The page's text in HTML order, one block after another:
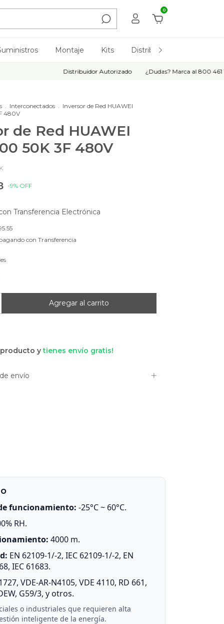
0
Montaje Kits Distribución
Distribuidor Autorizado ¿Dudas? Marca al 800 461 1717
. Interconectados . Inversor de Red HUAWEI
480V
de Red HUAWEI
50K 3F 480V
-9% OFF
Transferencia Electrónica
con Transferencia
producto ytienes envío gratis!
envío
funcionamiento: -25°C ~ 60°C.
RH.
4000 m.
EN 62109-1/-2, IEC 62109-1/-2, EN
IEC 61683.
VDE-AR-N4105, VDE 4110, RD 661,
G59/3, y otros.
o industriales que requieren alta
inteligente de la energía.